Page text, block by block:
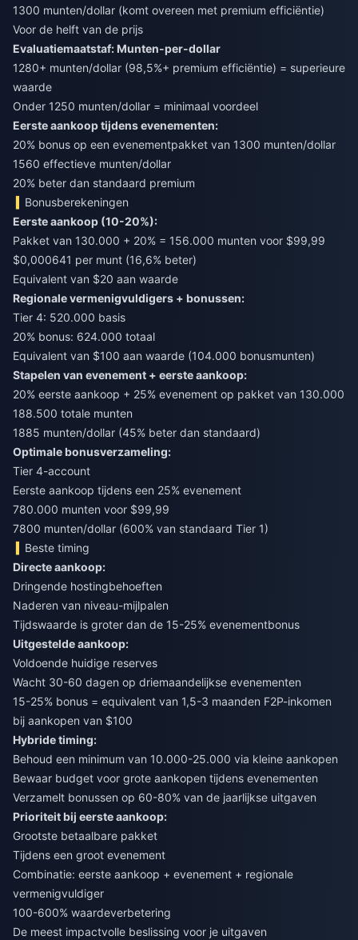
1300 munten/dollar (komt overeen met premium efficiëntie)
Voor de helft van de prijs
Evaluatiemaatstaf: Munten-per-dollar
1280+ munten/dollar (98,5%+ premium efficiëntie) = superieure
waarde
Onder 1250 munten/dollar = minimaal voordeel
Eerste aankoop tijdens evenementen:
20% bonus op een evenementpakket van 1300 munten/dollar
1560 effectieve munten/dollar
20% beter dan standaard premium
Bonusberekeningen
Eerste aankoop (10-20%):
Pakket van 130.000 + 20% = 156.000 munten voor $99,99
$0,000641 per munt (16,6% beter)
Equivalent van $20 aan waarde
Regionale vermenigvuldigers + bonussen:
Tier 4: 520.000 basis
20% bonus: 624.000 totaal
Equivalent van $100 aan waarde (104.000 bonusmunten)
Stapelen van evenement + eerste aankoop:
20% eerste aankoop + 25% evenement op pakket van 130.000
188.500 totale munten
1885 munten/dollar (45% beter dan standaard)
Optimale bonusverzameling:
Tier 4-account
Eerste aankoop tijdens een 25% evenement
780.000 munten voor $99,99
7800 munten/dollar (600% van standaard Tier 1)
Beste timing
Directe aankoop:
Dringende hostingbehoeften
Naderen van niveau-mijlpalen
Tijdswaarde is groter dan de 15-25% evenementbonus
Uitgestelde aankoop:
Voldoende huidige reserves
Wacht 30-60 dagen op driemaandelijkse evenementen
15-25% bonus = equivalent van 1,5-3 maanden F2P-inkomen
bij aankopen van $100
Hybride timing:
Behoud een minimum van 10.000-25.000 via kleine aankopen
Bewaar budget voor grote aankopen tijdens evenementen
Verzamelt bonussen op 60-80% van de jaarlijkse uitgaven
Prioriteit bij eerste aankoop:
Grootste betaalbare pakket
Tijdens een groot evenement
Combinatie: eerste aankoop + evenement + regionale
vermenigvuldiger
100-600% waardeverbetering
De meest impactvolle beslissing voor je uitgaven